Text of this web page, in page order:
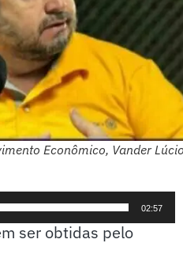
Econômico, Vander
02:57
ser obtidas pelo